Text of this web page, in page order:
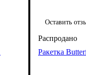
Оставить
Ракетка